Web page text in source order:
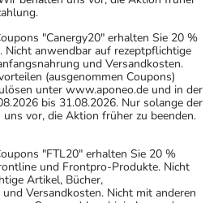
"Canergy20" erhalten Sie 20 %
Nicht anwendbar auf rezeptpflichtige
und Versandkosten.
(ausgenommen Coupons)
unter www.aponeo.de und in der
bis 31.08.2026. Nur solange der
vor, die Aktion früher zu beenden.
"FTL20" erhalten Sie 20 %
und Frontpro-Produkte. Nicht
Artikel, Bücher,
Versandkosten. Nicht mit anderen